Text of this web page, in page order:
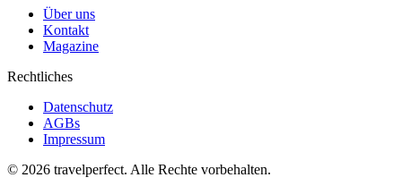
Über uns
Kontakt
Magazine
Rechtliches
Datenschutz
AGBs
Impressum
© 2026 travelperfect. Alle Rechte vorbehalten.